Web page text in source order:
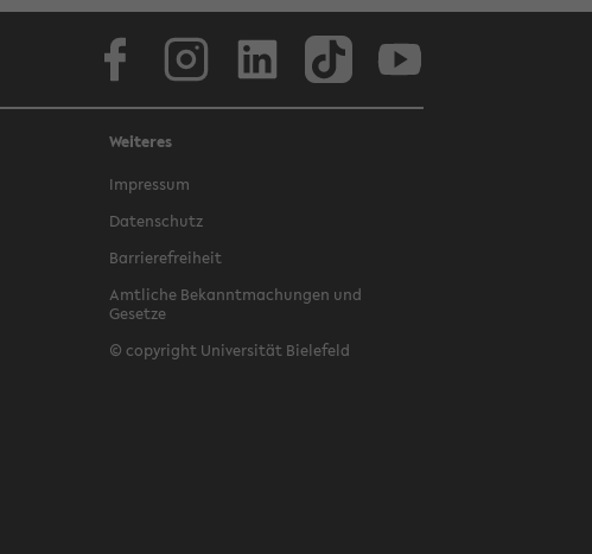
Weiteres
Impressum
Datenschutz
Barrierefreiheit
Amtliche Bekanntmachungen und
Gesetze
© copyright Universität Bielefeld